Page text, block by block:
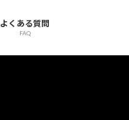
よくある質問
FAQ